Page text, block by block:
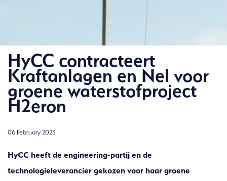
HyCC contracteert
Kraftanlagen en Nel voor
groene waterstofproject
H2eron
06 February 2023
HyCC heeft de engineering-partij en de
technologieleverancier gekozen voor haar groene